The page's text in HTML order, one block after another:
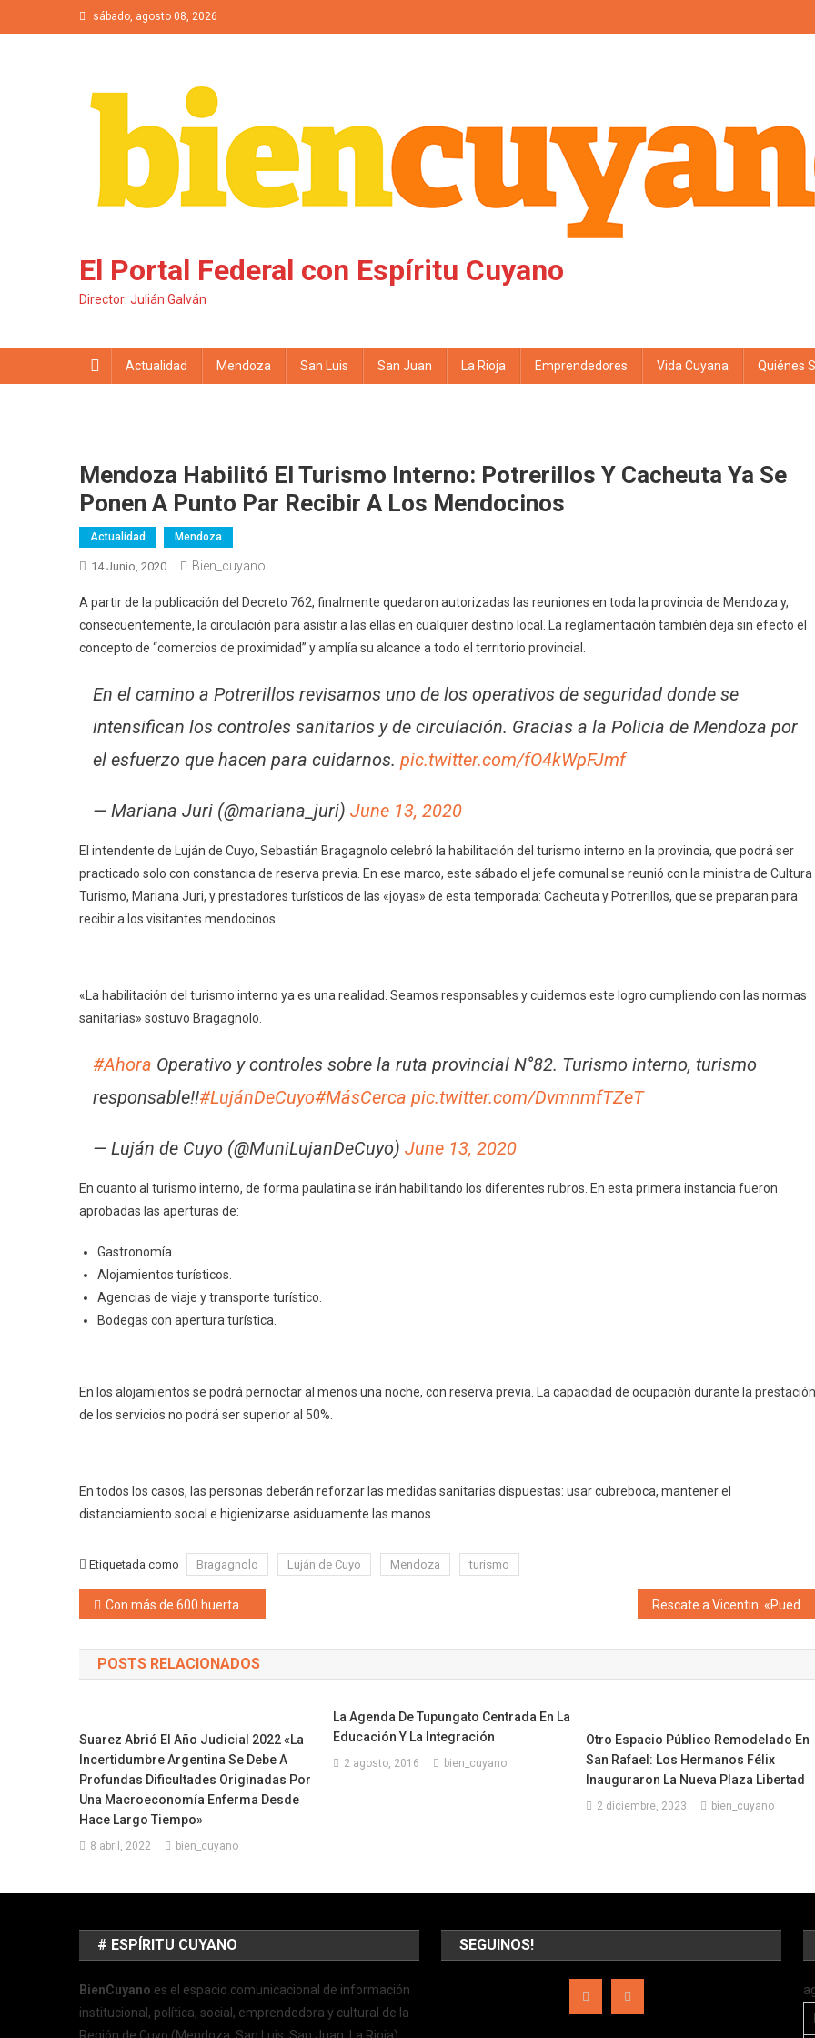
Saltar al contenidosábado, agosto 08, 2026
El Portal Federal con Espíritu Cuyano
Director: Julián Galván
Actualidad Mendoza San Luis San Juan La Rioja Emprendedores Vida Cuyana Quiénes
Mendoza Habilitó El Turismo Interno: Potrerillos Y Cacheuta Ya Se
Ponen A Punto Par Recibir A Los Mendocinos
Actualidad Mendoza
14 Junio, 2020 Bien_cuyano
A partir de la publicación del Decreto 762, finalmente quedaron autorizadas las reuniones en toda la provincia de Mendoza y,
consecuentemente, la circulación para asistir a las ellas en cualquier destino local. La reglamentación también deja sin efecto el
concepto de “comercios de proximidad” y amplía su alcance a todo el territorio provincial.
En el camino a Potrerillos revisamos uno de los operativos de seguridad donde se
intensifican los controles sanitarios y de circulación. Gracias a la Policia de Mendoza por
el esfuerzo que hacen para cuidarnos. pic.twitter.com/fO4kWpFJmf
— Mariana Juri (@mariana_juri) June 13, 2020
El intendente de Luján de Cuyo, Sebastián Bragagnolo celebró la habilitación del turismo interno en la provincia, que podrá ser
practicado solo con constancia de reserva previa. En ese marco, este sábado el jefe comunal se reunió con la ministra de Cultura
Turismo, Mariana Juri, y prestadores turísticos de las «joyas» de esta temporada: Cacheuta y Potrerillos, que se preparan para
recibir a los visitantes mendocinos.
«La habilitación del turismo interno ya es una realidad. Seamos responsables y cuidemos este logro cumpliendo con las normas
sanitarias» sostuvo Bragagnolo.
#Ahora Operativo y controles sobre la ruta provincial N°82. Turismo interno, turismo
responsable!!#LujánDeCuyo#MásCerca pic.twitter.com/DvmnmfTZeT
— Luján de Cuyo (@MuniLujanDeCuyo) June 13, 2020
En cuanto al turismo interno, de forma paulatina se irán habilitando los diferentes rubros. En esta primera instancia fueron
aprobadas las aperturas de:
Gastronomía.
Alojamientos turísticos.
Agencias de viaje y transporte turístico.
Bodegas con apertura turística.
En los alojamientos se podrá pernoctar al menos una noche, con reserva previa. La capacidad de ocupación durante la prestación
de los servicios no podrá ser superior al 50%.
En todos los casos, las personas deberán reforzar las medidas sanitarias dispuestas: usar cubreboca, mantener el
distanciamiento social e higienizarse asiduamente las manos.
Etiquetada como Bragagnolo Luján de Cuyo Mendoza turismo
Navegación de entradas
Con más de 600 huertas familiares y sumando cada vez más arboles en los barrios, el Plan «Merlo Sustentable» avanza firme
POSTS RELACIONADOS
Suarez Abrió El Año Judicial 2022 «La
Incertidumbre Argentina Se Debe A
Profundas Dificultades Originadas Por
Una Macroeconomía Enferma Desde
Hace Largo Tiempo»
8 abril, 2022 bien_cuyano
La Agenda De Tupungato Centrada En La
Educación Y La Integración
2 agosto, 2016 bien_cuyano
Otro Espacio Público Remodelado En
San Rafael: Los Hermanos Félix
Inauguraron La Nueva Plaza Libertad
2 diciembre, 2023 bien_cuyano
# ESPÍRITU CUYANO
BienCuyano es el espacio comunicacional de información
institucional, política, social, emprendedora y cultural de la
SEGUINOS!